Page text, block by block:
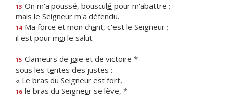
13 On m'a poussé, bousculé pour m'abattre ;
mais le Seigneur m'a défendu.
14 Ma force et mon chant, c'est le Seigneur ;
il est pour moi le salut.
15 Clameurs de joie et de victoire *
sous les tentes des justes :
« Le bras du Seigneur est fort,
16 le bras du Seigneur se lève, *